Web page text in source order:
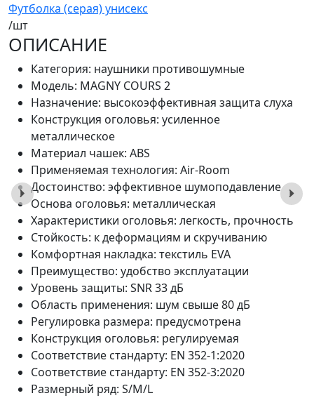
Футболка (серая) унисекс
/шт
ОПИСАНИЕ
Категория: наушники противошумные
Модель: MAGNY COURS 2
Назначение: высокоэффективная защита слуха
Конструкция оголовья: усиленное
металлическое
Материал чашек: ABS
Применяемая технология: Air-Room
Достоинство: эффективное шумоподавление
Основа оголовья: металлическая
Характеристики оголовья: легкость, прочность
Стойкость: к деформациям и скручиванию
Комфортная накладка: текстиль EVA
Преимущество: удобство эксплуатации
Уровень защиты: SNR 33 дБ
Область применения: шум свыше 80 дБ
Регулировка размера: предусмотрена
Конструкция оголовья: регулируемая
Соответствие стандарту: EN 352-1:2020
Соответствие стандарту: EN 352-3:2020
Размерный ряд: S/M/L